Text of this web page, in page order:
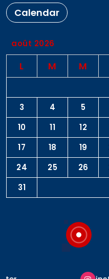
Calendar
août 2026
L M M
3
4 5
10
11 12
17
18 19
24
25 26
31